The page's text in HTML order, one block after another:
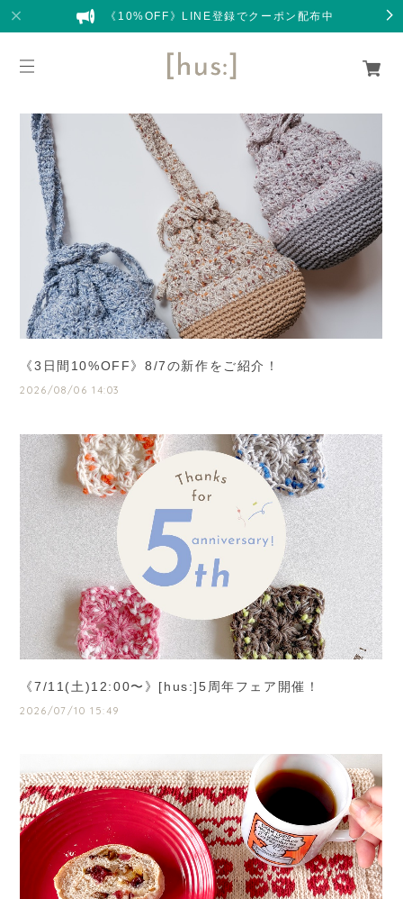
《10%OFF》LINE登録でクーポン配布中
《3日間10%OFF》8/7の新作をご紹介！
2026/08/06 14:03
《7/11(土)12:00〜》[hus:]5周年フェア開催！
2026/07/10 15:49